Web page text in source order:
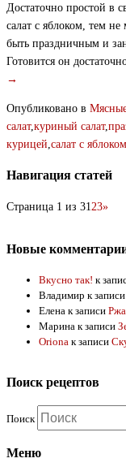
Достаточно простой в
салат с яблоком, тем
быть праздничным и
Готовится он
→
Опубликовано в
салат, куриный салат,
курицей салат с яблоком
Навигация статей
Страница 1 из 31 23»
Новые
Вкусно так! к
Владимир к записи
Елена к записи
Марина к записи
Oriona к записи
Поиск рецептов
Поиск
Меню